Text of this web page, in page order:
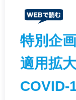
特別企画
適用拡
COVID-